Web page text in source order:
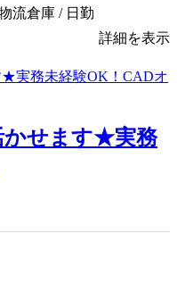
流倉庫 / 日勤
詳細を表示
かせます★実務